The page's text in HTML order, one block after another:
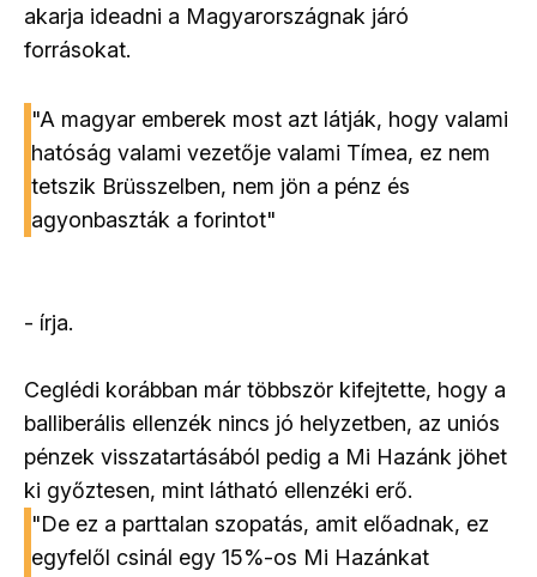
akarja ideadni a Magyarországnak járó
forrásokat.
"A magyar emberek most azt látják, hogy valami
hatóság valami vezetője valami Tímea, ez nem
tetszik Brüsszelben, nem jön a pénz és
agyonbaszták a forintot"
- írja.
Ceglédi korábban már többször kifejtette, hogy a
balliberális ellenzék nincs jó helyzetben, az uniós
pénzek visszatartásából pedig a Mi Hazánk jöhet
ki győztesen, mint látható ellenzéki erő.
"De ez a parttalan szopatás, amit előadnak, ez
egyfelől csinál egy 15%-os Mi Hazánkat